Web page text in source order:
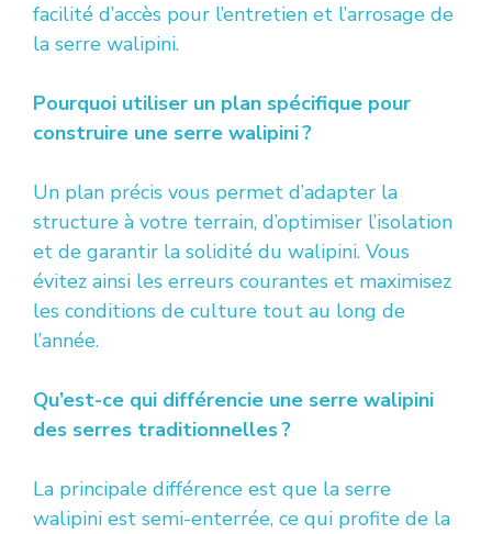
facilité d’accès pour l’entretien et l’arrosage de
la serre walipini.
Pourquoi utiliser un plan spécifique pour
construire une serre walipini ?
Un plan précis vous permet d’adapter la
structure à votre terrain, d’optimiser l’isolation
et de garantir la solidité du walipini. Vous
évitez ainsi les erreurs courantes et maximisez
les conditions de culture tout au long de
l’année.
Qu’est-ce qui différencie une serre walipini
des serres traditionnelles ?
La principale différence est que la serre
walipini est semi-enterrée, ce qui profite de la